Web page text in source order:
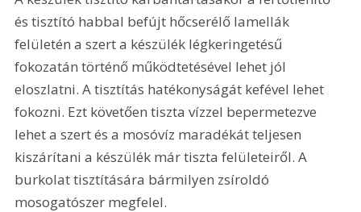
és tisztító habbal befújt hőcserélő lamellák
felületén a szert a készülék légkeringetésű
fokozatán történő működtetésével lehet jól
eloszlatni. A tisztítás hatékonyságát kefével lehet
fokozni. Ezt követően tiszta vízzel bepermetezve
lehet a szert és a mosóvíz maradékát teljesen
kiszárítani a készülék már tiszta felületeiről. A
burkolat tisztítására bármilyen zsíroldó
mosogatószer megfelel.